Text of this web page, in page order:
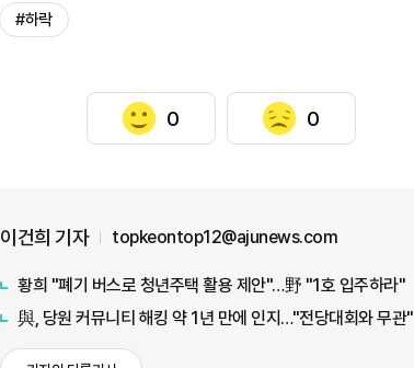
#하락
0 0
이건희 기자 topkeontop12@ajunews.com
황희 "폐기 버스로 청년주택 활용 제안"…野 "1호 입주하라"
與, 당원 커뮤니티 해킹 약 1년 만에 인지…"전당대회와 무관"